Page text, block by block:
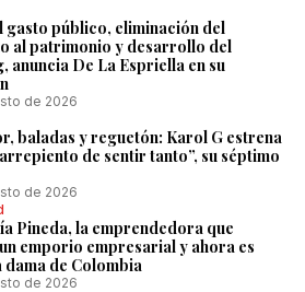
gasto público, eliminación del
al patrimonio y desarrollo del
anuncia De La Espriella en su
de 2026
baladas y reguetón: Karol G estrena
de sentir tanto”, su séptimo
de 2026
Pineda, la emprendedora que
emporio empresarial y ahora es
de Colombia
de 2026